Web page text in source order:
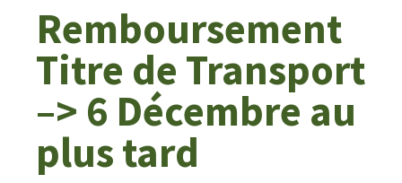
Remboursement
Titre de Transport
–> 6 Décembre au
plus tard